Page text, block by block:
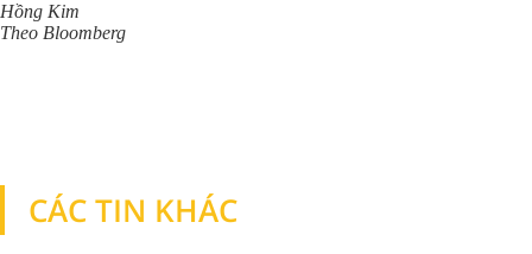
Hồng Kim
Theo Bloomberg
CÁC TIN KHÁC